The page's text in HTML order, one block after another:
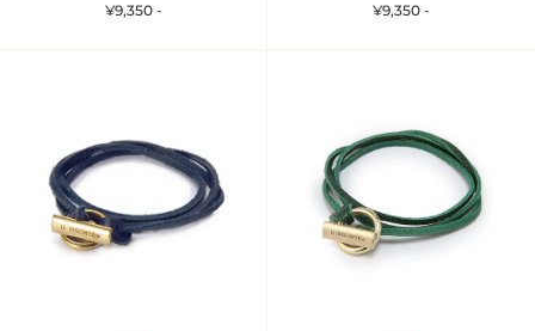
¥9,350 -
¥9,350 -